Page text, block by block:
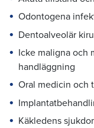
Odontogena
Dentoalveolär
Icke maligna och
handläggning
Oral medicin och
Käkledens